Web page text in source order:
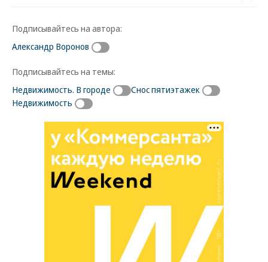
Подписывайтесь на автора:
Александр Воронов
Подписывайтесь на темы:
Недвижимость. В городе
Снос пятиэтажек
Недвижимость